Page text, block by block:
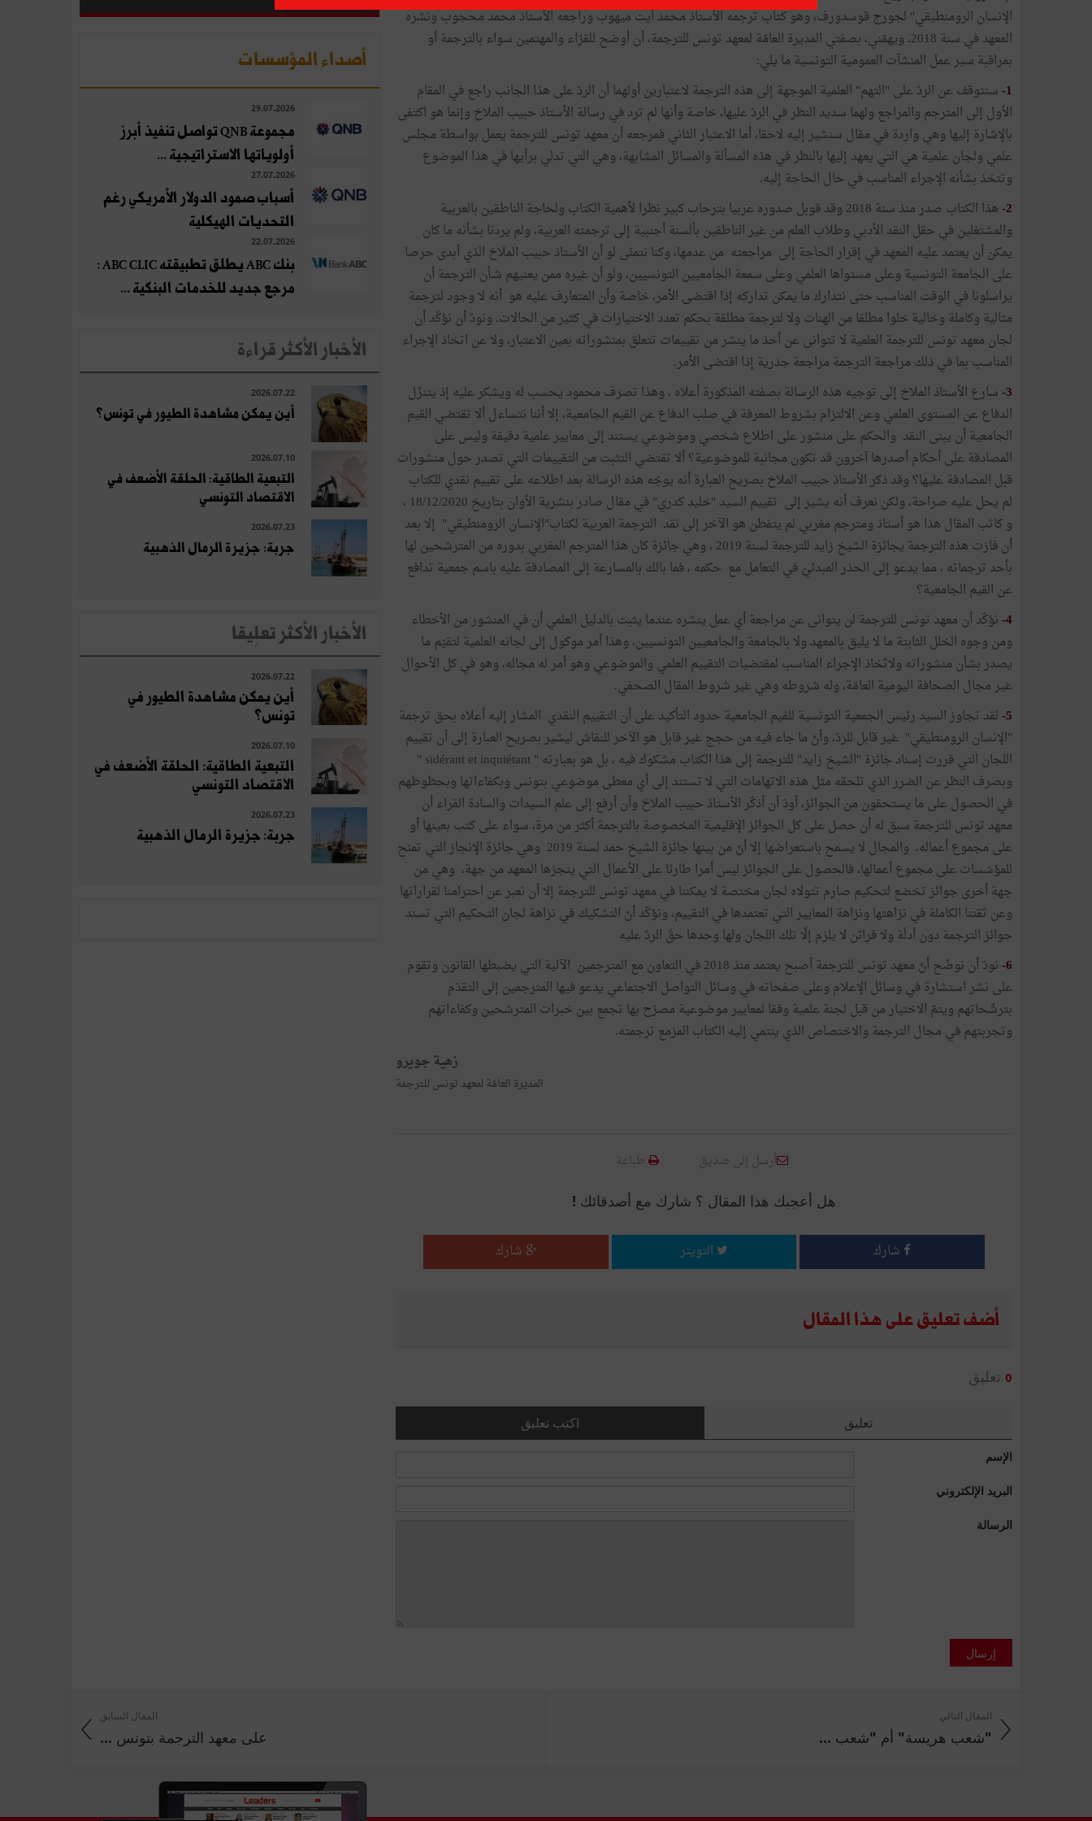
الإنسان الرومنطيقي" لجورج قوسدورف، وهو كتاب ترجمه الأستاذ محمد آيت ميهوب وراجعه الأستاذ محمد محجوب ونشره
المعهد في سنة 2018، ويهمّني، بصفتي المديرة العامّة لمعهد تونس للترجمة، أن أوضح للقرّاء والمهتمين سواء بالترجمة أو
بمراقبة سير عمل المنشآت العمومية التونسية ما يلي:
1- سنتوقف عن الردّ على "التهم" العلمية الموجهة إلى هذه الترجمة لاعتبارين أولهما أن الردّ على هذا الجانب راجع في المقام
الأول إلى المترجم والمراجع ولهما سديد النظر في الردّ عليها، خاصة وأنها لم ترد في رسالة الأستاذ حبيب الملاخ وإنما هو اكتفى
بالإشارة إليها وهي واردة في مقال سنشير إليه لاحقا، أما الاعتبار الثاني فمرجعه أن معهد تونس للترجمة يعمل بواسطة مجلس
علمي ولجان علمية هي التي يعهد إليها بالنظر في هذه المسألة والمسائل المشابهة، وهي التي تدلي برأيها في هذا الموضوع
وتتخذ بشأنه الإجراء المناسب في حال الحاجة إليه.
2-
هذا الكتاب صدر منذ سنة 2018 وقد قوبل صدوره عربيا بترحاب كبير نظرا لأهمية الكتاب ولحاجة الناطقين بالعربية
والمشتغلين في حقل النقد الأدبي وطلاب العلم من غير الناطقين بألسنة أجنبية إلى ترجمته العربية، ولم يردنا بشأنه ما كان
يمكن أن يعتمد عليه المعهد في إقرار الحاجة إلى مراجعته من عدمها، وكنا نتمنّى لو أن الأستاذ حبيب الملاخ الذي أبدى حرصا
على الجامعة التونسية وعلى مستواها العلمي وعلى سمعة الجامعيين التونسيين، ولو أن غيره ممن يعنيهم شـأن الترجمة أن
يراسلونا في الوقت المناسب حتى نتدارك ما يمكن تداركه إذا اقتضى الأمر، خاصة وأن المتعارف عليه هو أنه لا وجود لترجمة
مثالية وكاملة وخالية خلوا مطلقا من الهنات ولا لترجمة مطلقة بحكم تعدد الاختيارات في كثير من الحالات. ونودّ أن نؤكّد أن
لجان معهد تونس للترجمة العلمية لا تتوانى عن أخذ ما ينشر من تقييمات تتعلق بمنشوراته بعين الاعتبار، ولا عن اتخاذ الإجراء
المناسب بما في ذلك مراجعة الترجمة مراجعة جذرية إذا اقتضى الأمر.
3- سارع الأستاذ الملاخ إلى توجيه هذه الرسالة بصفته المذكورة أعلاه ، وهذا تصرف محمود يحسب له ويشكر عليه إذ يتنزّل
الدفاع عن المستوى العلمي وعن الالتزام بشروط المعرفة في صلب الدفاع عن القيم الجامعية، إلا أننا نتساءل ألا تقتضي القيم
الجامعية أن يبنى النقد والحكم على منشور على اطلاع شخصي وموضوعي يستند إلى معايير علمية دقيقة وليس على
المصادقة على أحكام أصدرها آخرون قد تكون مجانبة للموضوعية؟ ألا تقتضي التثبت من التقييمات التي تصدر حول منشورات
قبل المصادقة عليها؟ وقد ذكر الأستاذ حبيب الملاخ بصريح العبارة أنه يوجّه هذه الرسالة بعد اطلاعه على تقييم نقدي للكتاب
لم يحل عليه صراحة، ولكن نعرف أنه يشير إلى تقييم السيد "خليد كدري" في مقال صادر بنشرية الأوان بتاريخ 18/12/2020 ،
و كاتب المقال هذا هو أستاذ ومترجم مغربي لم يتفطن هو الآخر إلى نقد الترجمة العربية لكتاب"الإنسان الرومنطيقي" إلا بعد
أن فازت هذه الترجمة يجائزة الشيخ زايد للترجمة لسنة 2019 ، وهي جائزة كان هذا المترجم المغربي بدوره من المترشحين لها
بأحد ترجماته ، مما يدعو إلى الحذر المبدئيّ في التعامل مع حكمه ، فما بالك بالمسارعة إلى المصادقة عليه باسم جمعية تدافع
عن القيم الجامعية؟
4- نؤكّد أن معهد تونس للترجمة لن يتوانى عن مراجعة أي عمل ينشره عندما يثبت بالدليل العلمي أن في المنشور من الأخطاء
ومن وجوه الخلل الثابتة ما لا يليق بالمعهد ولا بالجامعة والجامعيين التونسيين، وهذا أمر موكول إلى لجانه العلمية لتقيّم ما
يصدر بشأن منشوراته ولاتّخاذ الإجراء المناسب لمقتضيات التقييم العلمي والموضوعي وهو أمر له مجاله، وهو في كل الأحوال
غير مجال الصحافة اليومية العامّة، وله شروطه وهي غير شروط المقال الصحفي.
5- لقد تجاوز السيد رئيس الجمعية التونسية للقيم الجامعية حدود التأكيد على أن التقييم النقدي المشار إليه أعلاه بحق ترجمة
"الإنسان الرومنطيقي" غير قابل للردّ، وأنّ ما جاء فيه من حجج غير قابل هو الآخر للنقاش ليشير بصريح العبارة إلى أن تقييم
اللجان التي قررت إسناد جائزة "الشيخ زايد" للترجمة إلى هذا الكتاب مشكوك فيه ، بل هو بعبارته " sidérant et inquiétant "
وبصرف النظر عن الضرر الذي تلحقه مثل هذه الاتهامات التي لا تستند إلى أي معطى موضوعي بتونس وبكفاءاتها وبحظوظهم
في الحصول على ما يستحقون من الجوائز، أودّ أن أذكّر الأستاذ حبيب الملاخ وأن أرفع إلى علم السيدات والسادة القراء أن
معهد تونس للترجمة سبق له أن حصل على كل الجوائز الإقليمية المخصوصة بالترجمة أكثر من مرة، سواء على كتب بعينها أو
على مجموع أعماله، والمجال لا يسمح باستعراضها إلا أنّ من بينها جائزة الشيخ حمد لسنة 2019 وهي جائزة الإنجاز التي تمنح
للمؤسّسات على مجموع أعمالها، فالحصول على الجوائز ليس أمرا طارئا على الأعمال التي ينجزها المعهد من جهة، وهي من
جهة أخرى جوائز تخضع لتحكيم صارم تتولاه لجان مختصة لا يمكننا في معهد تونس للترجمة إلا أن نعبر عن احترامنا لقراراتها
وعن ثقتنا الكاملة في نزاهتها ونزاهة المعايير التي تعتمدها في التقييم، ونؤكّد أنّ التشكيك في نزاهة لجان التحكيم التي تسند
جوائز الترجمة دون أدلّة ولا قرائن لا يلزم إلّا تلك اللجان ولها وحدها حقّ الردّ عليه
6-
نودّ أن نوضّح أنّ معهد تونس للترجمة أصبح يعتمد منذ 2018 في التعاون مع المترجمين الآلية التي يضبطها القانون وتقوم
على نشر استشارة في وسائل الإعلام وعلى صفحاته في وسائل التواصل الاجتماعي يدعو فيها المترجمين إلى التقدّم
بترشّحاتهم ويتمّ الاختيار من قبل لجنة علمية وفقا لمعايير موضوعية مصرّح بها تجمع بين خبرات المترشحين وكفاءاتهم
وتجربتهم في مجال الترجمة والاختصاص الذي ينتمي إليه الكتاب المزمع ترجمته.
زهية جويرو
المديرة العامّة لمعهد تونس للترجمة
أرسل إلى صديق طباعة
هل أعجبك هذا المقال ؟ شارك مع أصدقائك !
شارك التويتر شارك
أضف تعليق على هذا المقال
0 تعليق
اكتب تعليق تعليق
الإسم
البريد الإلكتروني
الرسالة
إرسال
أصداء المؤسسات
29.07.2026
مجموعة QNB تواصل تنفيذ أبرز
أولوياتها الاستراتيجية ...
27.07.2026
أسباب صمود الدولار الأمريكي رغم
التحديات الهيكلية
22.07.2026
بنك ABC يطلق تطبيقته ABC CLIC :
مرجع جديد للخدمات البنكية ...
الأخبار الأكثر قراءة
2026.07.22
أين يمكن مشاهدة الطيور في تونس؟
2026.07.10
التبعية الطاقية: الحلقة الأضعف في
الاقتصاد التونسي
2026.07.23
جربة: جزيرة الرمال الذهبية
الأخبار الأكثر تعلِيقا
2026.07.22
أين يمكن مشاهدة الطيور في
تونس؟
2026.07.10
التبعية الطاقية: الحلقة الأضعف في
الاقتصاد التونسي
2026.07.23
جربة: جزيرة الرمال الذهبية
المقال السابق
على معهد الترجمة بتونس ...
المقال التالي
"شعب هريسة" أم "شعب ...